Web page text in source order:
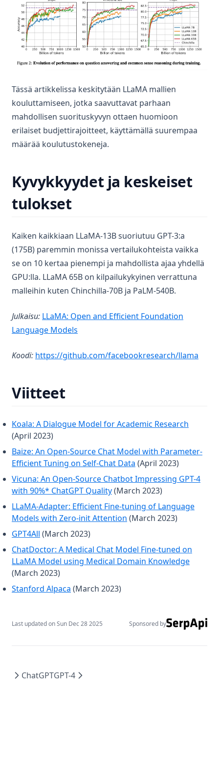
Optimizing Prompts
OpenAI Deep Research
Reasoning LLMs
4o Image Generation
Tässä artikkelissa keskitytään LLaMA mallien
kouluttamiseen, jotka saavuttavat parhaan
mahdollisen suorituskyvyn ottaen huomioon
erilaiset budjettirajoitteet, käyttämällä suurempaa
määrää koulutustokeneja.
Kyvykkyydet ja keskeiset
tulokset
Kaiken kaikkiaan LLaMA-13B suoriutuu GPT-3:a
(175B) paremmin monissa vertailukohteista vaikka
se on 10 kertaa pienempi ja mahdollista ajaa yhdellä
GPU:lla. LLaMA 65B on kilpailukykyinen verrattuna
malleihin kuten Chinchilla-70B ja PaLM-540B.
Julkaisu: LLaMA: Open and Efficient Foundation
Language Models
Koodi: https://github.com/facebookresearch/llama
Viitteet
Koala: A Dialogue Model for Academic Research
(April 2023)
Baize: An Open-Source Chat Model with Parameter-
Efficient Tuning on Self-Chat Data (opens in a new tab)
(April 2023)
Vicuna: An Open-Source Chatbot Impressing GPT-4
with 90%* ChatGPT Quality(opens in a new tab)
(March 2023)
LLaMA-Adapter: Efficient Fine-tuning of Language
Models with Zero-init Attention (opens in a new tab)
(March 2023)
GPT4All (opens in a new tab)
(March 2023)
ChatDoctor: A Medical Chat Model Fine-tuned on
LLaMA Model using Medical Domain Knowledge(opens
(March 2023)
Stanford Alpaca (opens in a new tab)
(March 2023)
Last updated onSun Dec 28 2025 Sponsored by
ChatGPTGPT-4